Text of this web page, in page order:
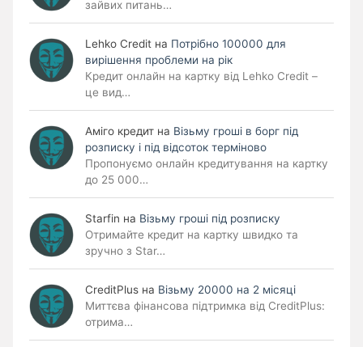
зайвих питань…
Lehko Сredit на Потрібно 100000 для
вирішення проблеми на рік
Кредит онлайн на картку від Lehko Credit –
це вид…
Аміго кредит на Візьму гроші в борг під
розписку і під відсоток терміново
Пропонуємо онлайн кредитування на картку
до 25 000…
Starfin на Візьму гроші під розписку
Отримайте кредит на картку швидко та
зручно з Star…
CreditPlus на Візьму 20000 на 2 місяці
Миттєва фінансова підтримка від CreditPlus:
отрима…